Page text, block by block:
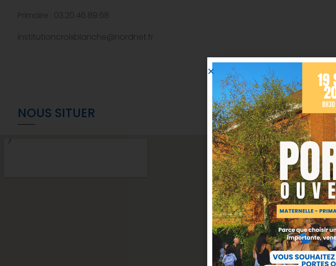
Primaire : 03.20.46.89.68
institutioncroixblanche@nordnet.fr
NOUS SITUER